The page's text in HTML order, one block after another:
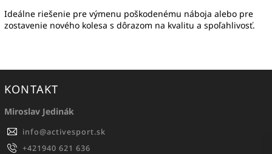
Ideálne riešenie pre výmenu poškodenému náboja alebo pre
zostavenie nového kolesa s dôrazom na kvalitu a spoľahlivosť.
KONTAKT
Miroslav Jedinák
info@activesport.sk
+421940 621 636